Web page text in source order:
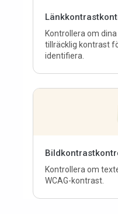
Kontrollera om
tillräcklig kontrast
identifiera.
Kontrollera om
WCAG-kontrast.